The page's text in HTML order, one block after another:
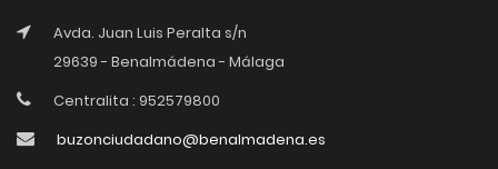
Avda. Juan Luis Peralta s/n
29639 - Benalmádena - Málaga
Centralita : 952579800
buzonciudadano@benalmadena.es